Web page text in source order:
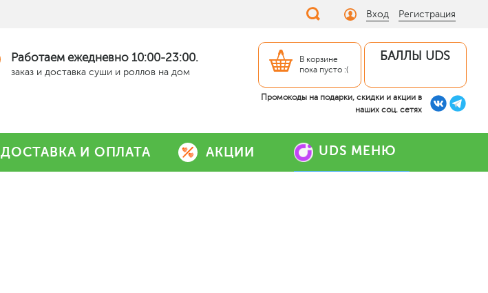
Вход Регистрация
Работаем ежедневно 10:00-23:00.
заказ и доставка суши и роллов на дом
В корзине
пока пусто :(
БАЛЛЫ UDS
Промокоды на подарки, скидки и акции в
наших соц. сетях
ДОСТАВКА И ОПЛАТА АКЦИИ UDS МЕНЮ